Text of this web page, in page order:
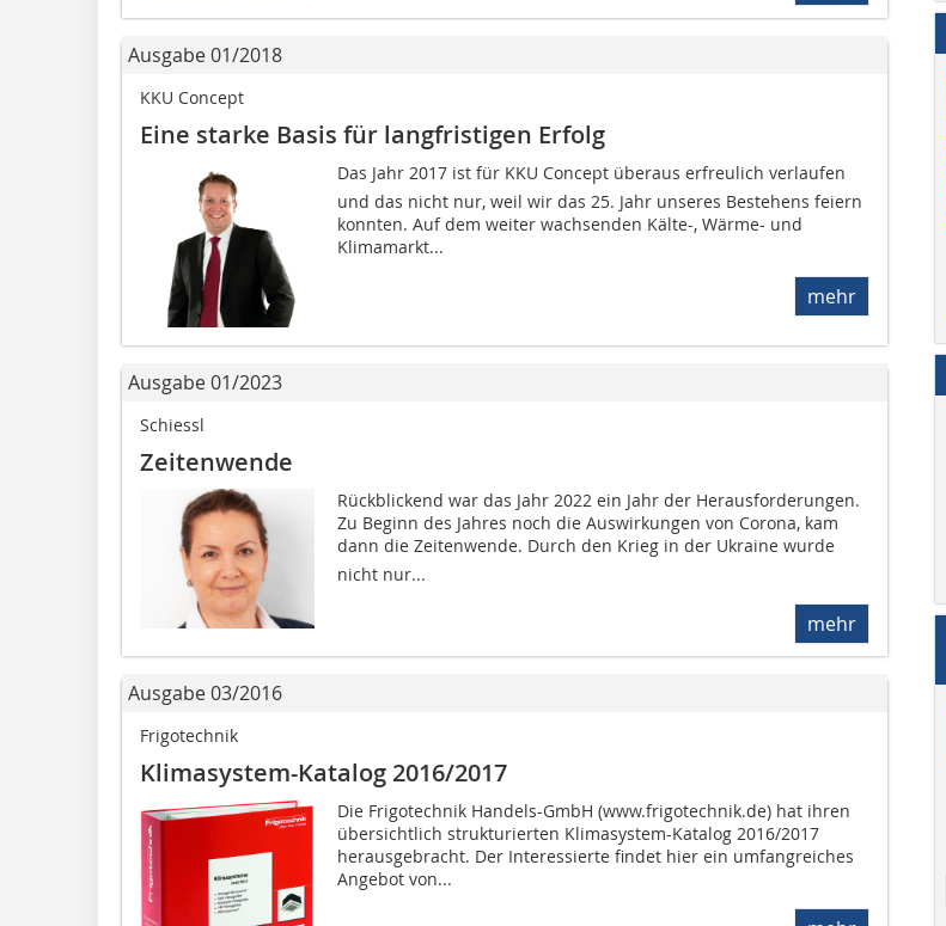
Ausgabe 01/2018
KKU Concept
Eine starke Basis für langfristigen Erfolg
Das Jahr 2017 ist für KKU Concept überaus erfreulich verlaufen 
und das nicht nur, weil wir das 25. Jahr unseres Bestehens feiern
konnten. Auf dem weiter wachsenden Kälte-, Wärme- und
Klimamarkt...
mehr
Ausgabe 01/2023
Schiessl
Zeitenwende
Rückblickend war das Jahr 2022 ein Jahr der Herausforderungen.
Zu Beginn des Jahres noch die Auswirkungen von Corona, kam
dann die Zeitenwende. Durch den Krieg in der Ukraine wurde
nicht nur...
mehr
Ausgabe 03/2016
Frigotechnik
Klimasystem-Katalog 2016/2017
Die Frigotechnik Handels-GmbH (www.frigotechnik.de) hat ihren
übersichtlich strukturierten Klimasystem-Katalog 2016/2017
herausgebracht. Der Interessierte findet hier ein umfangreiches
Angebot von...